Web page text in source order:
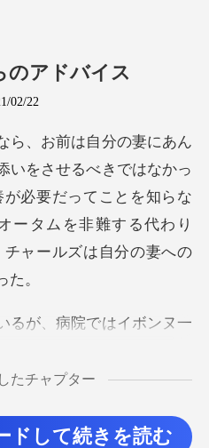
0
のアドバイス
02/22
はなかっ
必要だってことを知らな
ータムを
ゲイリーはチャール
たチャプター
ドして続きを読む